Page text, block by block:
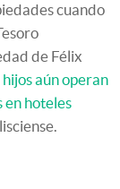
cuando
de Félix
hijos aún operan
en hoteles